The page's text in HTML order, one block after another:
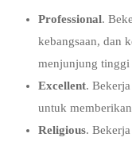
Professional.
kebangsaan, dan
menjunjung tinggi
Excellent.
untuk
Religious.